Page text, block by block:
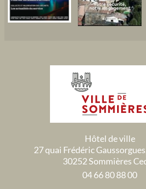
Hôtel de ville
27 quai Frédéric
30252 Sommières
04 66 80 88 00